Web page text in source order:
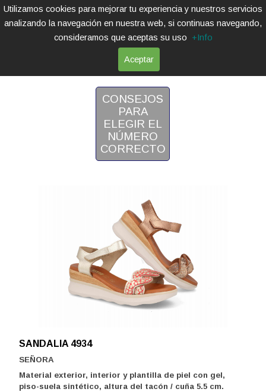
Utilizamos cookies para mejorar tu experiencia y nuestros servicios
analizando la navegación en nuestra web, si continuas navegando,
consideramos que aceptas su uso +Info
Aceptar
CONSEJOS
PARA
ELEGIR EL
NÚMERO
CORRECTO
SANDALIA 4934
SEÑORA
Material exterior, interior y plantilla de piel con gel,
piso-suela sintético, altura del tacón / cuña 5.5 cm.